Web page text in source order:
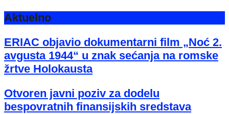
Aktuelno
ERIAC objavio dokumentarni film „Noć 2.
avgusta 1944“ u znak sećanja na romske
žrtve Holokausta
Otvoren javni poziv za dodelu
bespovratnih finansijskih sredstava